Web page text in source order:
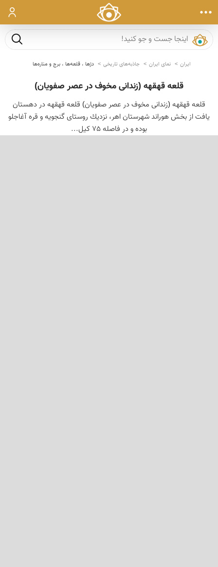
ورود
جست و
ایران نمای ایران جاذبه‌های تاریخی دژها ، قلعه‌ها ، برج و مناره‌ها
قلعه قهقهه (زندانی مخوف در عصر صفویان)
قلعه قهقهه (زندانی مخوف در عصر صفویان) قلعه قهقهه در دهستان
یافت از بخش هوراند شهرستان اهر، نزدیك روستای گنجویه و قره آغاجلو
بوده و در فاصله 75 کیل...